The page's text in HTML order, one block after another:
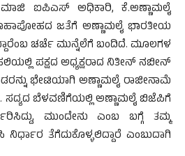
ಐಪಿಎಸ್ ಅಧಿಕಾರಿ, ಕೆ.ಅಣ್ಣಾಮಲೈ
ಜತೆಗೆ ಅಣ್ಣಾಮಲೈ ಭಾರತೀಯ
ಚರ್ಚೆ ಮುನ್ನೆಲೆಗೆ ಬಂದಿದೆ. ಮೂಲಗಳ
ಪಕ್ಷದ ಅಧ್ಯಕ್ಷರಾದ ನಿತೀನ್ ನಬೀನ್
ಭೇಟಿಯಾಗಿ ಅಣ್ಣಾಮಲೈ ರಾಜೀನಾಮೆ
ಸದ್ಯದ ಬೆಳವಣಿಗೆಯಲ್ಲಿ ಅಣ್ಣಾಮಲೈ ಬಿಜೆಪಿಗೆ
ಮುಂದೇನು ಎಂಬ ಬಗ್ಗೆ ತಮ್ಮ
ತೆಗೆದುಕೊಳ್ಳಲಿದ್ದಾರೆ ಎಂಬುದಾಗಿ